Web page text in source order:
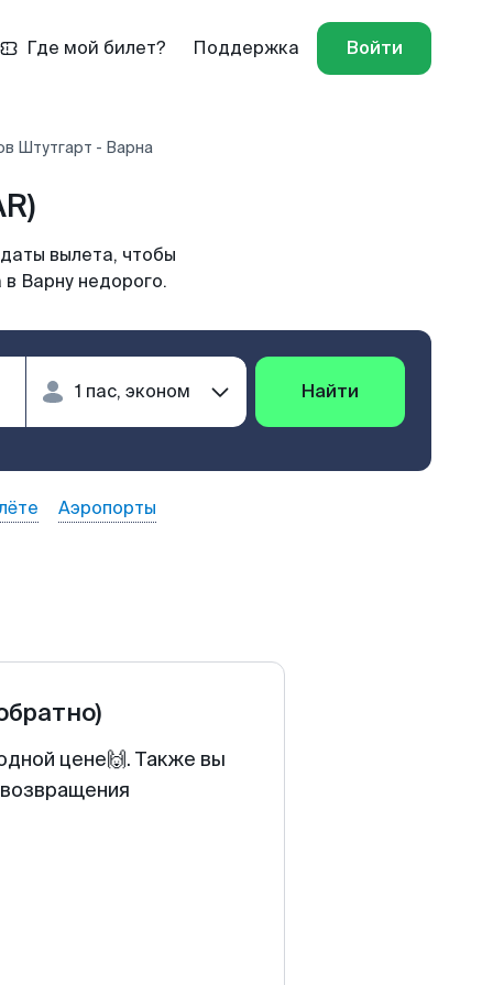
Где мой билет? Поддержка Войти
Штутгарт - Варна
вылета, чтобы
Варну недорого.
Найти
Аэропорты
цене🙌. Также вы